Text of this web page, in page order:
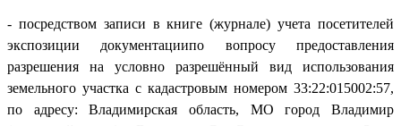
- посредством записи в книге (журнале) учета посетителей
экспозиции документациипо вопросу предоставления
разрешения на условно разрешённый вид использования
земельного участка с кадастровым номером 33:22:015002:57,
по адресу: Владимирская область, МО город Владимир